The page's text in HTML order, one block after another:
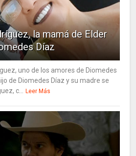
la mamá de Elder
Díaz
uno de los amores de Diomedes
de Diomedes Díaz y su madre se
c... Leer Más